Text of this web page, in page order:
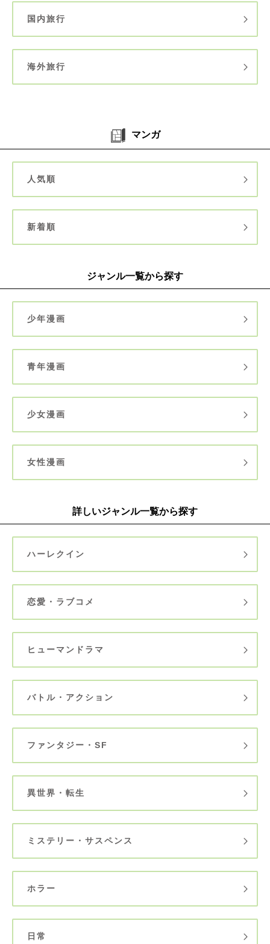
国内旅行
海外旅行
マンガ
人気順
新着順
ジャンル一覧から探す
少年漫画
青年漫画
少女漫画
女性漫画
詳しいジャンル一覧から探す
ハーレクイン
恋愛・ラブコメ
ヒューマンドラマ
バトル・アクション
ファンタジー・SF
異世界・転生
ミステリー・サスペンス
ホラー
日常